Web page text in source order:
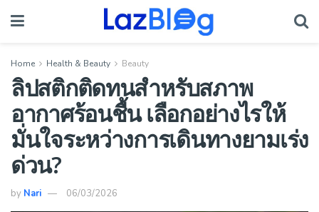
Home Health & Beauty Beauty
ลิปสติกติดทนสำหรับสภาพ
อากาศร้อนชื้น เลือกอย่างไรให้
มั่นใจระหว่างการเดินทางยามเร่ง
ด่วน?
by Nari 06/03/2026